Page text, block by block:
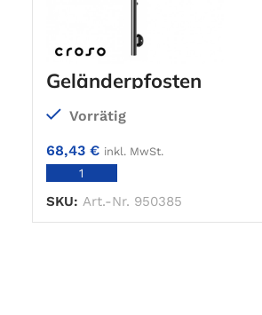
Geländerpfosten
Vorrätig
68,43 € inkl. MwSt.
SKU: Art.-Nr. 950385